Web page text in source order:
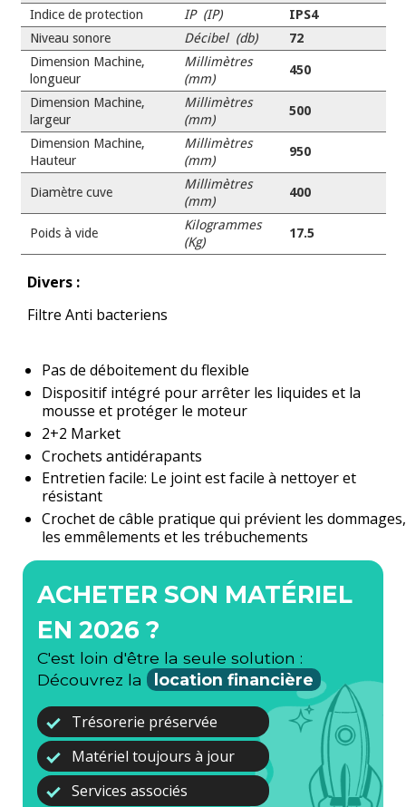
Indice de protection IP (IP)
IPS4
Niveau sonore
Décibel (db)
72
Dimension Machine,
longueur
Millimètres
(mm)
450
Dimension Machine,
largeur
Millimètres
(mm)
500
Dimension Machine,
Hauteur
Millimètres
(mm)
950
Diamètre cuve
Millimètres
(mm)
400
Poids à vide
Kilogrammes
(Kg)
17.5
Divers :
Filtre Anti bacteriens
Pas de déboitement du flexible
Dispositif intégré pour arrêter les liquides et la
mousse et protéger le moteur
2+2 Market
Crochets antidérapants
Entretien facile: Le joint est facile à nettoyer et
résistant
Crochet de câble pratique qui prévient les dommages,
les emmêlements et les trébuchements
ACHETER SON MATÉRIEL
EN 2026 ?
C'est loin d'être la seule solution :
Découvrez la
location financière
Trésorerie préservée
Matériel toujours à jour
Services associés